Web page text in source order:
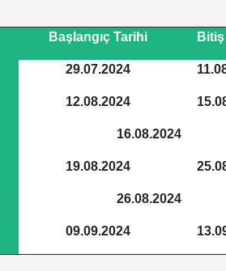
Başlangıç Tarihi
29.07.2024
12.08.2024
16.08.2024
19.08.2024
26.08.2024
09.09.2024